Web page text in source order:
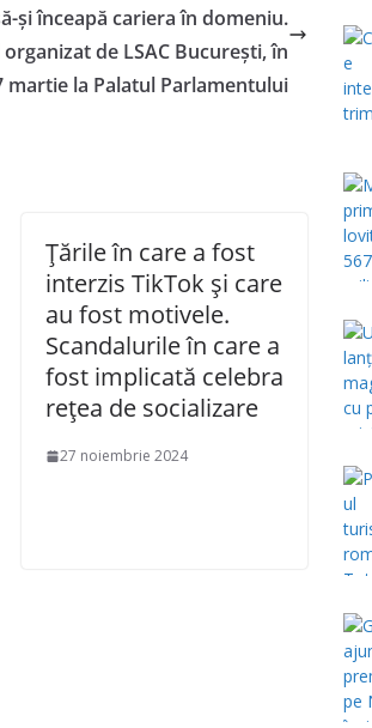
și înceapă cariera în domeniu.
de LSAC București, în
martie la Palatul Parlamentului
Țările în care a fost
interzis TikTok și care
au fost motivele.
Scandalurile în care a
fost implicată celebra
rețea de socializare
27 noiembrie 2024